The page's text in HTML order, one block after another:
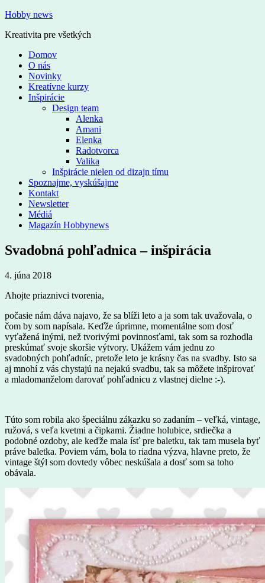
Hobby news
Kreativita pre všetkých
Domov
O nás
Novinky
Kreatívne kurzy
Inšpirácie
Design team
Alenka
Amani
Elenka
Radotvorca
Valika
Inšpirácie nielen od dizajn tímu
Spoznajme, vyskúšajme
Kontakt
Newsletter
Médiá
Magazín Hobbynews
Svadobná pohľadnica – inšpirácia
4. júna 2018
Ahojte priaznivci tvorenia,
počasie nám dáva najavo, že sa blíži leto a ja som tak uvažovala, o
čom by som napísala. Keďže úprimne, momentálne som dosť
vyťažená inými, než tvorivými povinnosťami, tak som sa rozhodla
preskúmať svoje skoršie výtvory. Ukážem vám jednu zo
svadobných pohľadníc, pretože leto je krásny čas na svadby. Isto sa
aj mnohí z vás chystajú na nejakú svadbu, tak sa môžete inšpirovať
a mladomanželom darovať pohľadnicu z vlastnej dielne :-).
Túto som robila ako špeciálnu zákazku so zadaním – veľká, vintage,
ružová, s veľa kvetmi a čipkami. Žiadne holubice, srdiečka a
podobné ozdoby, ale keďže mala ísť pre baletku, tak tam musela byť
práve baletka. Poviem vám, bola to riadna výzva, hlavne preto, že
vintage štýl som dovtedy vôbec neskúšala a dosť som sa toho
obávala.